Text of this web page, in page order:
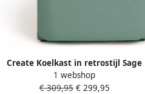
Create Koelkast in retrostijl Sage
Handvat Zand FRIDGE RETRO 48L
1 webshop
€ 309,95€ 299,95